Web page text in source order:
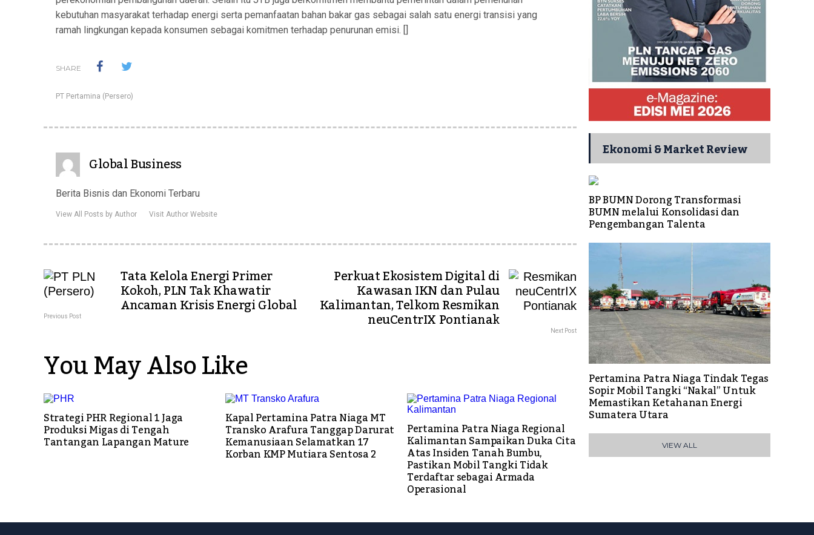
kebutuhan masyarakat terhadap energi serta pemanfaatan bahan bakar gas sebagai salah satu energi transisi yang
ramah lingkungan kepada konsumen sebagai komitmen terhadap penurunan emisi. []
SHARE
PT Pertamina (Persero)
Global Business
Berita Bisnis dan Ekonomi Terbaru
View All Posts by Author Visit Author Website
Tata Kelola Energi Primer
Kokoh, PLN Tak Khawatir
Ancaman Krisis Energi Global
Previous Post
Perkuat Ekosistem Digital di
Kawasan IKN dan Pulau
Kalimantan, Telkom Resmikan
neuCentrIX Pontianak Next Post
You May Also Like
Strategi PHR Regional 1 Jaga
Produksi Migas di Tengah
Tantangan Lapangan Mature
Kapal Pertamina Patra Niaga MT
Transko Arafura Tanggap Darurat
Kemanusiaan Selamatkan 17
Korban KMP Mutiara Sentosa 2
Pertamina Patra Niaga Regional
Kalimantan Sampaikan Duka Cita
Atas Insiden Tanah Bumbu,
Pastikan Mobil Tangki Tidak
Terdaftar sebagai Armada
Operasional
Ekonomi & Market Review
BP BUMN Dorong Transformasi
BUMN melalui Konsolidasi dan
Pengembangan Talenta
Pertamina Patra Niaga Tindak Tegas
Sopir Mobil Tangki “Nakal” Untuk
Memastikan Ketahanan Energi
Sumatera Utara
VIEW ALL